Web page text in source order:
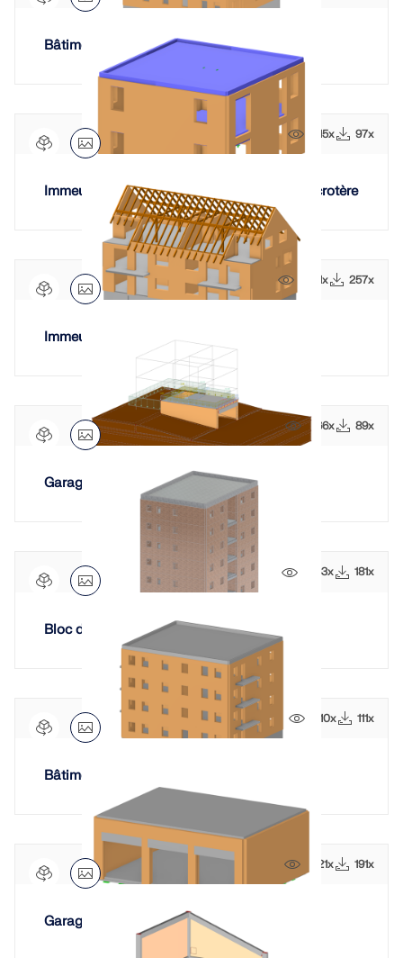
Bâtiment en maçonnerie à plusieurs étages
1615x 97x
Immeuble résidentiel en maçonnerie avec acrotère
2061x 257x
Immeuble résidentiel
1666x 89x
Garage
2483x 181x
Bloc d'appartements en maçonnerie
1810x 111x
Bâtiment en maçonnerie
2321x 191x
Garage